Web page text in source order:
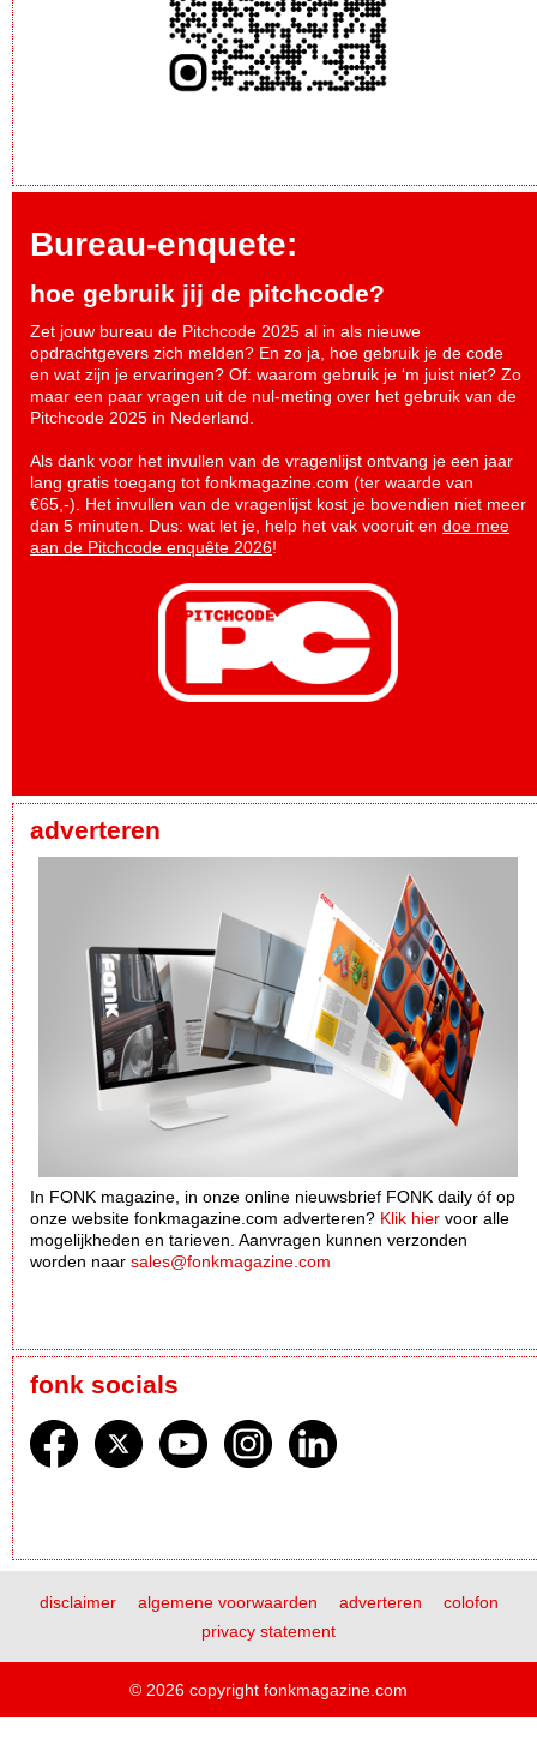
Bureau-enquete:
hoe gebruik jij de pitchcode?
Zet jouw bureau de Pitchcode 2025 al in als nieuwe
opdrachtgevers zich melden? En zo ja, hoe gebruik je de code
en wat zijn je ervaringen? Of: waarom gebruik je ‘m juist niet? Zo
maar een paar vragen uit de nul-meting over het gebruik van de
Pitchcode 2025 in Nederland.
Als dank voor het invullen van de vragenlijst ontvang je een jaar
lang gratis toegang tot fonkmagazine.com (ter waarde van
€65,-). Het invullen van de vragenlijst kost je bovendien niet meer
dan 5 minuten. Dus: wat let je, help het vak vooruit en doe mee
aan de Pitchcode enquête 2026!
adverteren
In FONK magazine, in onze online nieuwsbrief FONK daily óf op
onze website fonkmagazine.com adverteren? Klik hier voor alle
mogelijkheden en tarieven. Aanvragen kunnen verzonden
worden naar sales@fonkmagazine.com
fonk socials
disclaimer algemene voorwaarden adverteren
colofon
privacy statement
© 2026 copyright fonkmagazine.com